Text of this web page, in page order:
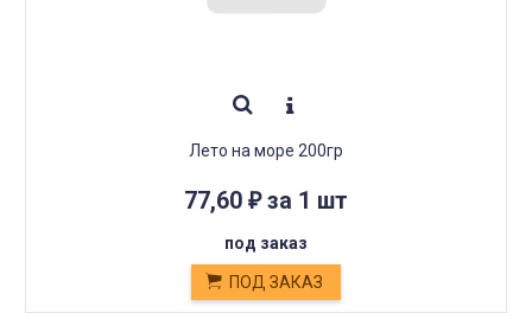
Лето на море 200гр
77,60 ₽за 1 шт
под заказ
ПОД ЗАКАЗ